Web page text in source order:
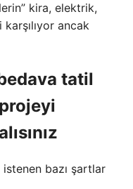
kira, elektrik,
ancak
tatil
bazı şartlar